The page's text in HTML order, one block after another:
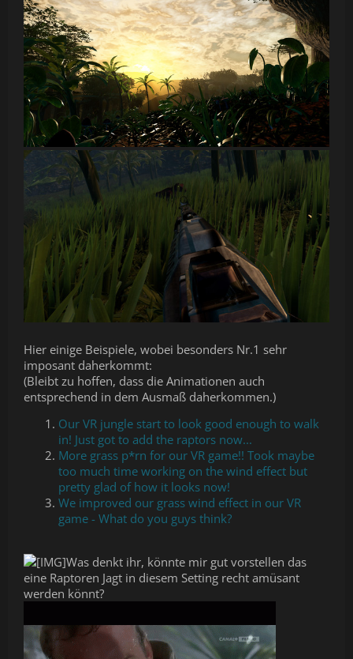
Hier einige Beispiele, wobei besonders Nr.1 sehr
imposant daherkommt:
(Bleibt zu hoffen, dass die Animationen auch
entsprechend in dem Ausmaß daherkommen.)
Our VR jungle start to look good enough to walk
in! Just got to add the raptors now...
More grass p*rn for our VR game!! Took maybe
too much time working on the wind effect but
pretty glad of how it looks now!
We improved our grass wind effect in our VR
game - What do you guys think?
Was denkt ihr, könnte mir gut vorstellen das
eine Raptoren Jagt in diesem Setting recht amüsant
werden könnt?